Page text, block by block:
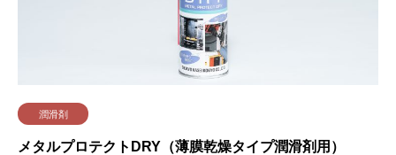
潤滑剤
メタルプロテクトDRY（薄膜乾燥タイプ潤滑剤用）